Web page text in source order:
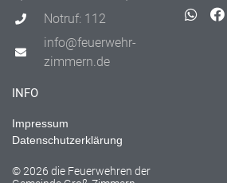
Notruf: 112
info@feuerwehr-
zimmern.de
INFO
Impressum
Datenschutzerklärung
© 2026 die Feuerwehren der